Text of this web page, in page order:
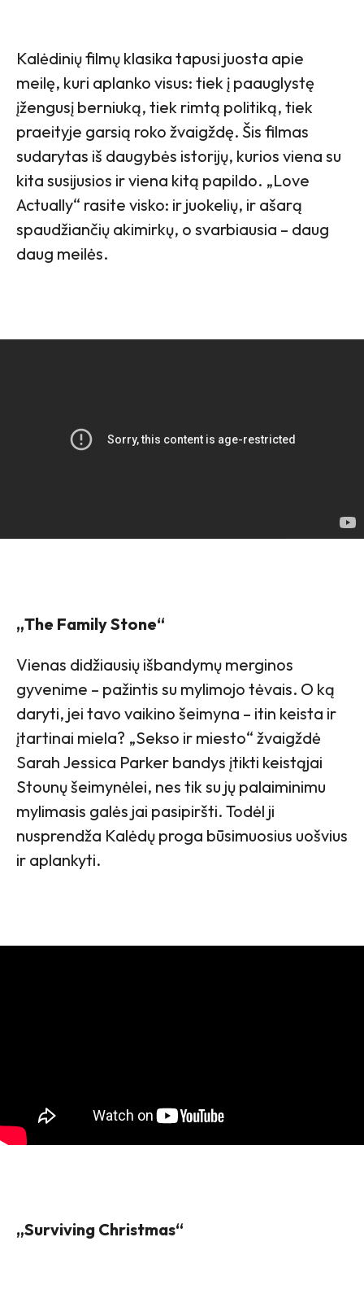
Kalėdinių filmų klasika tapusi juosta apie
meilę, kuri aplanko visus: tiek į paauglystę
įžengusį berniuką, tiek rimtą politiką, tiek
praeityje garsią roko žvaigždę. Šis filmas
sudarytas iš daugybės istorijų, kurios viena su
kita susijusios ir viena kitą papildo. „Love
Actually“ rasite visko: ir juokelių, ir ašarą
spaudžiančių akimirkų, o svarbiausia – daug
daug meilės.
„The Family Stone“
Vienas didžiausių išbandymų merginos
gyvenime – pažintis su mylimojo tėvais. O ką
daryti, jei tavo vaikino šeimyna – itin keista ir
įtartinai miela? „Sekso ir miesto“ žvaigždė
Sarah Jessica Parker bandys įtikti keistąjai
Stounų šeimynėlei, nes tik su jų palaiminimu
mylimasis galės jai pasipiršti. Todėl ji
nusprendža Kalėdų proga būsimuosius uošvius
ir aplankyti.
„Surviving Christmas“